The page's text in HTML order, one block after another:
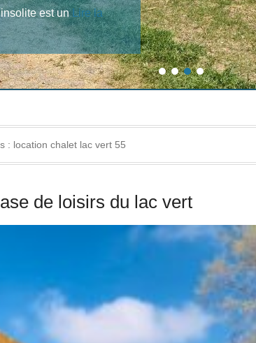
insolite est unLire la
1 2 3 4
: location chalet lac vert 55
de loisirs du lac vert